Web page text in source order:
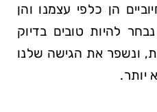
הן כלפי עצמנו והן
להיות טובים בדיוק
ונשפר את הגישה שלנו
יותר.